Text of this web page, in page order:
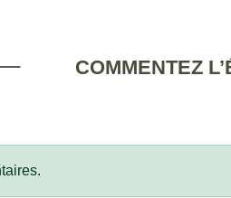
COMMENTEZ